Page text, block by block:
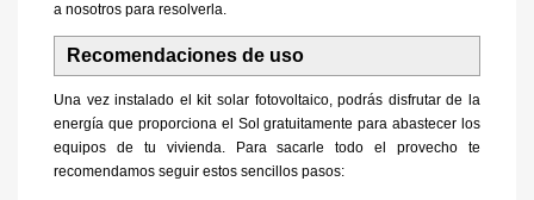
a nosotros para resolverla.
Recomendaciones de uso
Una vez instalado el kit solar fotovoltaico, podrás disfrutar de la
energía que proporciona el Sol gratuitamente para abastecer los
equipos de tu vivienda. Para sacarle todo el provecho te
recomendamos seguir estos sencillos pasos: